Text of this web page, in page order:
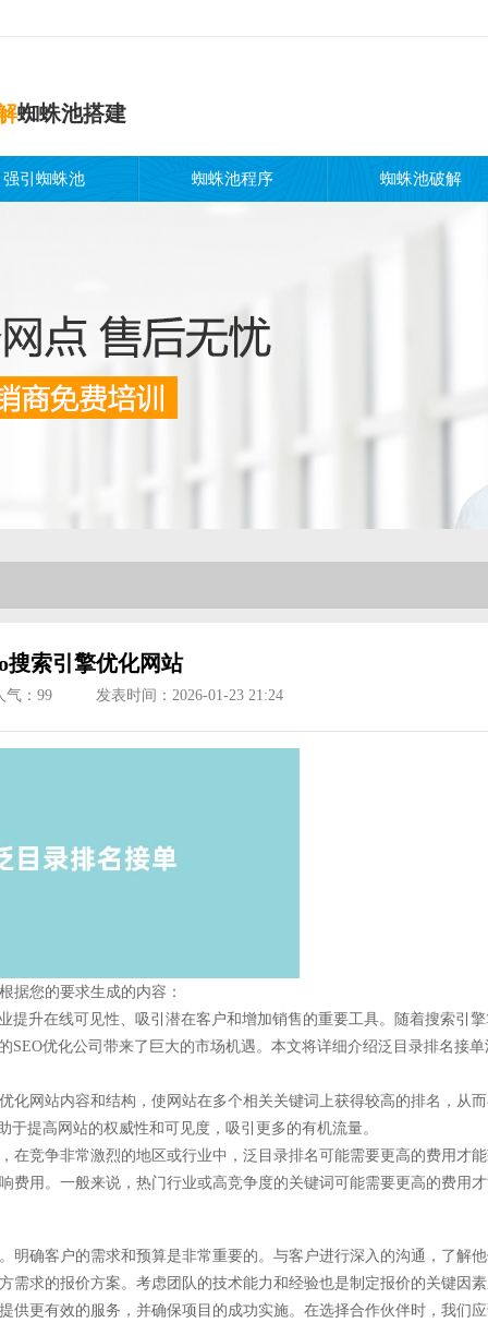
蜘蛛池搭建
强引蜘蛛池 蜘蛛池程序 蜘蛛池破解
搜索引擎优化网站
气： 99 发表时间：2026-01-23 21:24
据您的要求生成的内容：
提升在线可见性、吸引潜在客户和增加销售的重要工具。随着搜索引
SEO优化公司带来了巨大的市场机遇。本文将详细介绍泛目录排名接
化网站内容和结构，使网站在多个相关关键词上获得较高的排名，从
提高网站的权威性和可见度，吸引更多的有机流量。
在竞争非常激烈的地区或行业中，泛目录排名可能需要更高的费用才
费用。一般来说，热门行业或高竞争度的关键词可能需要更高的费用
明确客户的需求和预算是非常重要的。与客户进行深入的沟通，了解
需求的报价方案。考虑团队的技术能力和经验也是制定报价的关键因
供更有效的服务，并确保项目的成功实施。在选择合作伙伴时，我们